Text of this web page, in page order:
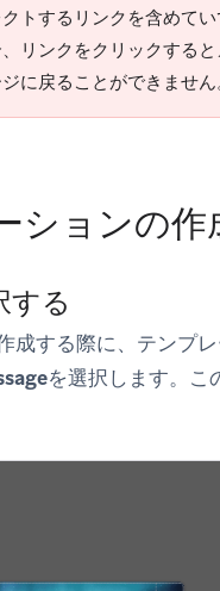
トするリンクを含めて
リンクをクリックする
に戻ることができません
ションの作
する
成する際に、テンプ
を選択します。こ